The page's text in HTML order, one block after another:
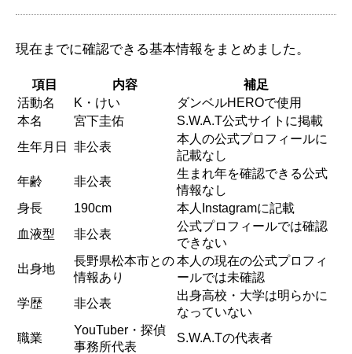
現在までに確認できる基本情報をまとめました。
項目 内容
補足
活動名
K・けい
ダンベルHEROで使用
本名
宮下圭佑
S.W.A.T公式サイトに掲載
生年月日
非公表
本人の公式プロフィールに
記載なし
年齢
非公表
生まれ年を確認できる公式
情報なし
身長
190cm
本人Instagramに記載
血液型
非公表
公式プロフィールでは確認
できない
出身地
長野県松本市との
情報あり
本人の現在の公式プロフィ
ールでは未確認
学歴
非公表
出身高校・大学は明らかに
なっていない
職業
YouTuber・探偵
事務所代表
S.W.A.Tの代表者